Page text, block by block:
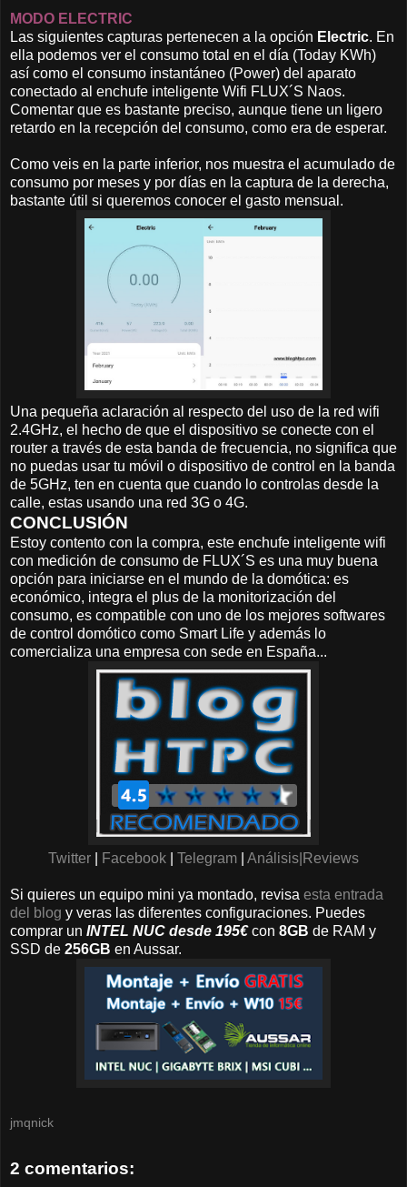
MODO ELECTRIC
Las siguientes capturas pertenecen a la opción Electric. En
ella podemos ver el consumo total en el día (Today KWh)
así como el consumo instantáneo (Power) del aparato
conectado al enchufe inteligente Wifi FLUX´S Naos.
Comentar que es bastante preciso, aunque tiene un ligero
retardo en la recepción del consumo, como era de esperar.
Como veis en la parte inferior, nos muestra el acumulado de
consumo por meses y por días en la captura de la derecha,
bastante útil si queremos conocer el gasto mensual.
Una pequeña aclaración al respecto del uso de la red wifi
2.4GHz, el hecho de que el dispositivo se conecte con el
router a través de esta banda de frecuencia, no significa que
no puedas usar tu móvil o dispositivo de control en la banda
de 5GHz, ten en cuenta que cuando lo controlas desde la
calle, estas usando una red 3G o 4G.
CONCLUSIÓN
Estoy contento con la compra, este enchufe inteligente wifi
con medición de consumo de FLUX´S es una muy buena
opción para iniciarse en el mundo de la domótica: es
económico, integra el plus de la monitorización del
consumo, es compatible con uno de los mejores softwares
de control domótico como Smart Life y además lo
comercializa una empresa con sede en España...
Twitter Facebook Telegram Análisis|Reviews
Si quieres un equipo mini ya montado, revisa esta entrada
del blog y veras las diferentes configuraciones. Puedes
comprar un INTEL NUC desde 195€con 8GB de RAM y
SSD de 256GB en Aussar.
jmqnick
2 comentarios: